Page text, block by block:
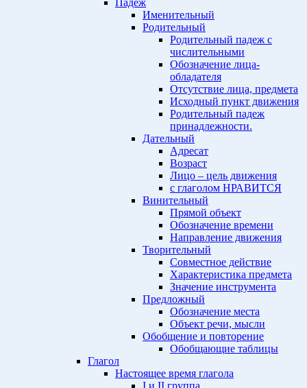
Именительный
Родительный
Родительный падеж с
числительными
Обозначение лица-
обладателя
Отсутствие лица, предмета
Исходный пункт движения
Родительный падеж
принадлежности.
Дательный
Адресат
Возраст
Лицо – цель движения
с глаголом НРАВИТСЯ
Винительный
Прямой объект
Обозначение времени
Направление движения
Творительный
Совместное действие
Характеристика предмета
Значение инструмента
Предложный
Обозначение места
Объект речи, мысли
Обобщение и повторение
Обобщающие таблицы
Глагол
Настоящее время глагола
I и II группа